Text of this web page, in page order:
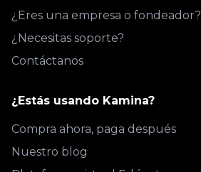
¿Eres una empresa o fondeador?
¿Necesitas soporte?
Contáctanos
¿Estás usando Kamina?
Compra ahora, paga después
Nuestro blog